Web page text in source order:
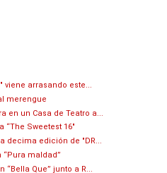
viene arrasando este...
merengue
en un Casa de Teatro a...
“The Sweetest 16"
decima edición de "DR...
maldad”
Que” junto a R...